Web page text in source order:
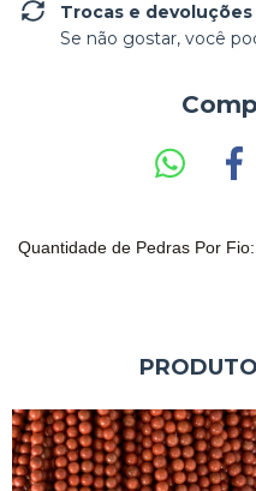
Trocas e devoluções
Se não gostar, você
Quantidade de Pedras Por